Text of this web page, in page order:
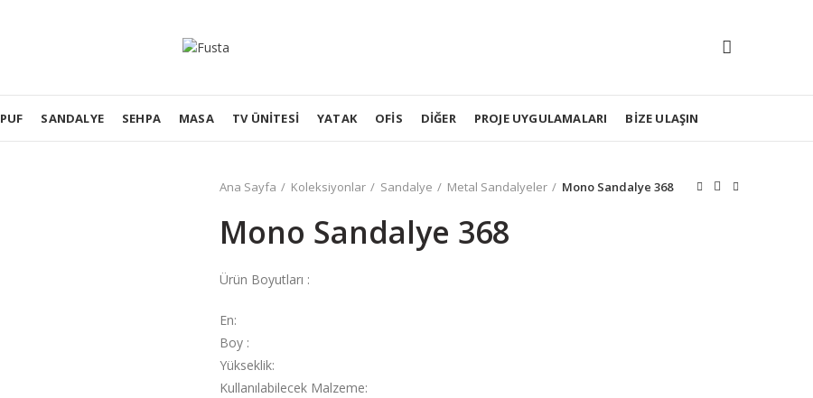
PUF SANDALYE SEHPA MASA TV ÜNITESI YATAK OFIS DIĞER PROJE UYGULAMALARI BIZE ULAŞIN
Ana Sayfa
Koleksiyonlar Sandalye Metal Sandalyeler Mono Sandalye 368
Mono Sandalye 368
Ürün Boyutları :
En:
Boy :
Yükseklik:
Kullanılabilecek Malzeme: